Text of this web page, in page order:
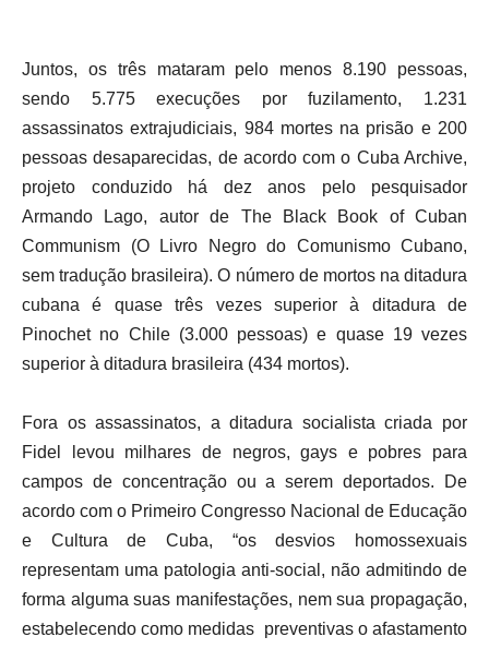
Juntos, os três mataram pelo menos 8.190 pessoas,
sendo 5.775 execuções por fuzilamento, 1.231
assassinatos extrajudiciais, 984 mortes na prisão e 200
pessoas desaparecidas, de acordo com o Cuba Archive,
projeto conduzido há dez anos pelo pesquisador
Armando Lago, autor de The Black Book of Cuban
Communism (O Livro Negro do Comunismo Cubano,
sem tradução brasileira). O número de mortos na ditadura
cubana é quase três vezes superior à ditadura de
Pinochet no Chile (3.000 pessoas) e quase 19 vezes
superior à ditadura brasileira (434 mortos).
Fora os assassinatos, a ditadura socialista criada por
Fidel levou milhares de negros, gays e pobres para
campos de concentração ou a serem deportados. De
acordo com o Primeiro Congresso Nacional de Educação
e Cultura de Cuba, “os desvios homossexuais
representam uma patologia anti-social, não admitindo de
forma alguma suas manifestações, nem sua propagação,
estabelecendo como medidas preventivas o afastamento